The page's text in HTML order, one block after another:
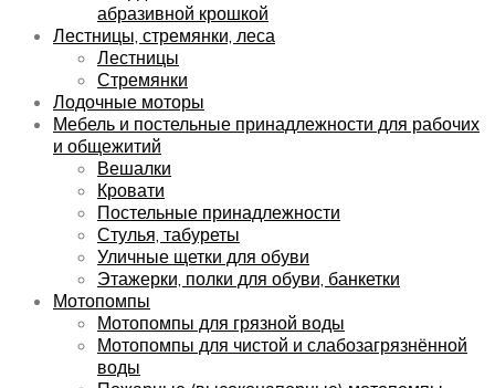
абразивной крошкой
Лестницы, стремянки, леса
Лестницы
Стремянки
Лодочные моторы
Мебель и постельные принадлежности для рабочих
и общежитий
Вешалки
Кровати
Постельные принадлежности
Стулья, табуреты
Уличные щетки для обуви
Этажерки, полки для обуви, банкетки
Мотопомпы
Мотопомпы для грязной воды
Мотопомпы для чистой и слабозагрязнённой
воды